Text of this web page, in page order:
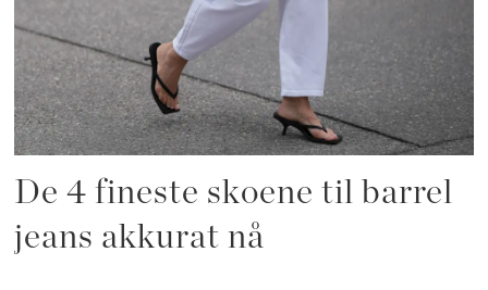
De 4 fineste skoene til barrel
jeans akkurat nå